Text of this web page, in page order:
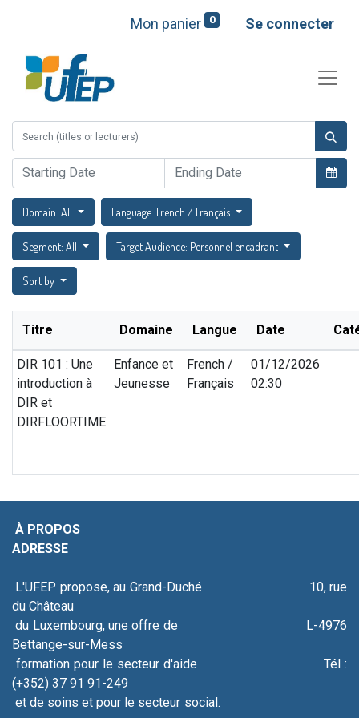
Mon panier 0 Se connecter
Domain: All Language: French / Français
Segment: All Target Audience: Personnel encadrant
Sort by
Titre Domaine Langue Date
DIR 101 : Une
introduction à
DIR et
DIRFLOORTIME
Enfance et
Jeunesse
French /
Français
01/12/2026
02:30
À PROPOS
ADRESSE
L'UFEP propose, au Grand-Duché 10, rue
du Château
du Luxembourg, une offre de L-4976
Bettange-sur-Mess
formation pour le secteur d'aide Tél :
(+352) 37 91 91-249
et de soins et pour le secteur social.